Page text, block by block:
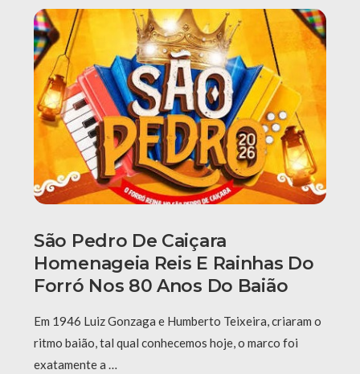
São Pedro De Caiçara
Homenageia Reis E Rainhas Do
Forró Nos 80 Anos Do Baião
Em 1946 Luiz Gonzaga e Humberto Teixeira, criaram o
ritmo baião, tal qual conhecemos hoje, o marco foi
exatamente a …